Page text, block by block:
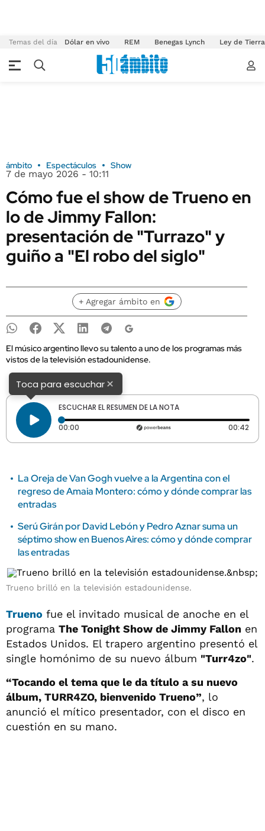
Temas del día Dólar en vivo REM Benegas Lynch Ley de
ámbito Espectáculos Show
7 de mayo 2026 - 10:11
Cómo fue el show de Trueno en
lo de Jimmy Fallon:
presentación de "Turrazo" y
guiño a "El robo del siglo"
+ Agregar ámbito en
El músico argentino llevo su talento a uno de los programas más
vistos de la televisión estadounidense.
Toca para escuchar×
ESCUCHAR EL RESUMEN DE LA NOTA
00:00 Tiempo transcurrido: 0 segundos 00:42
La Oreja de Van Gogh vuelve a la Argentina con el
regreso de Amaia Montero: cómo y dónde comprar las
entradas
Serú Girán por David Lebón y Pedro Aznar suma un
séptimo show en Buenos Aires: cómo y dónde comprar
las entradas
Trueno brilló en la televisión estadounidense.
Trueno fue el invitado musical de anoche en el
programa The Tonight Show de Jimmy Fallon en
Estados Unidos. El trapero argentino presentó el
single homónimo de su nuevo álbum "Turr4zo".
“Tocando el tema que le da título a su nuevo
álbum, TURR4ZO, bienvenido Trueno”, lo
anunció el mítico presentador, con el disco en
cuestión en su mano.